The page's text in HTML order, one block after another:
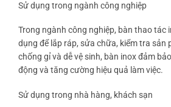
Sử dụng trong ngành công nghiệp
Trong ngành công nghiệp, bàn thao tác
dụng để lắp ráp, sửa chữa, kiểm tra sản
chống gỉ và dễ vệ sinh, bàn inox đảm
động và tăng cường hiệu quả làm việc.
Sử dụng trong nhà hàng, khách sạn